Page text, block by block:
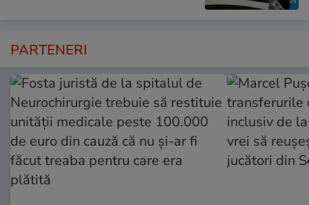
PARTENERI